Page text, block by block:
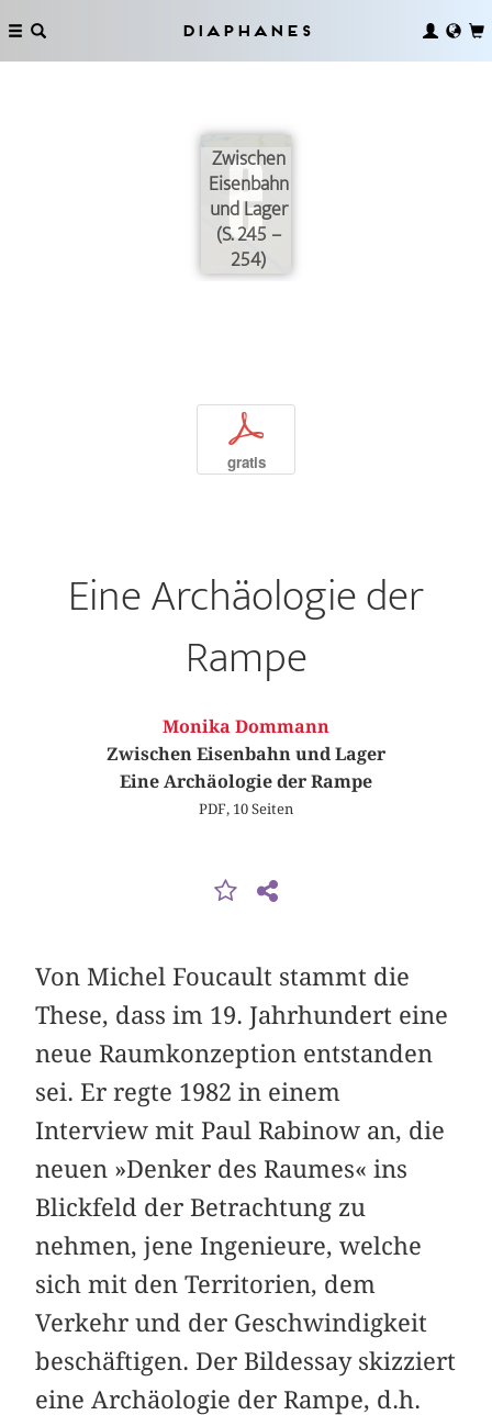
Diaphanes
Zwischen
Eisenbahn
und Lager
(S. 245 –
254)
p
gratis
Eine Archäologie der
Rampe
Monika Dommann
Zwischen Eisenbahn und Lager
Eine Archäologie der Rampe
PDF, 10 Seiten
Von Michel Foucault stammt die
These, dass im 19. Jahrhundert eine
neue Raumkonzeption entstanden
sei. Er regte 1982 in einem
Interview mit Paul Rabinow an, die
neuen »Denker des Raumes« ins
Blickfeld der Betrachtung zu
nehmen, jene Ingenieure, welche
sich mit den Territorien, dem
Verkehr und der Geschwindigkeit
beschäftigen. Der Bildessay skizziert
eine Archäologie der Rampe, d.h.